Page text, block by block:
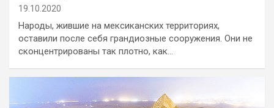
19.10.2020
Народы, жившие на мексиканских территориях,
оставили после себя грандиозные сооружения. Они не
сконцентрированы так плотно, как…